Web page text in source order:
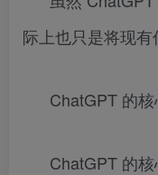
际上也只是将现有
ChatGPT 的
ChatGPT 的